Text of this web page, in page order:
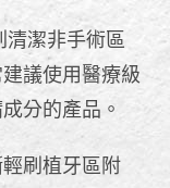
潔非手術區
議使用醫療級
分的產品。
刷植牙區附